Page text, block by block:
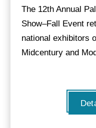
The 12th Annual
Show–Fall Event
national exhibitors
Midcentury and